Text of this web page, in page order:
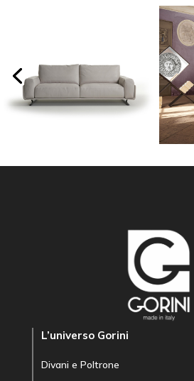
L’universo Gorini
Divani e Poltrone